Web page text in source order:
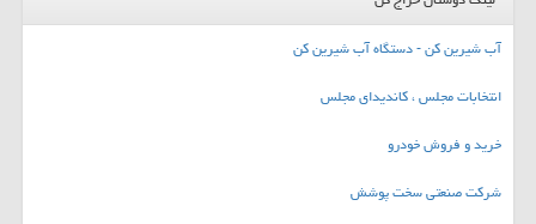
آب شیرین کن - دستگاه آب شیرین کن
انتخابات مجلس ، کاندیدای مجلس
خرید و فروش خودرو
شرکت صنعتی سخت پوشش